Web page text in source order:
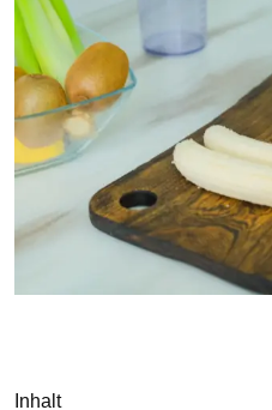
Inhalt